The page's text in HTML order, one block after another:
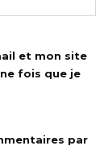
et mon site
fois que je
par